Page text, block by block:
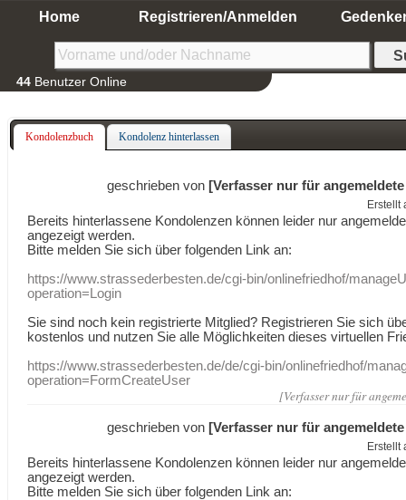
Home Registrieren/Anmelden
44 Benutzer Online
Kondolenzbuch Kondolenz hinterlassen
geschrieben von [Verfasser nur für
Erstellt
Bereits hinterlassene Kondolenzen können leider nur
angezeigt werden.
Bitte melden Sie sich über folgenden Link an:
https://www.strassederbesten.de/cgi-bin/onlinefriedhof/
operation=Login
Sie sind noch kein registrierte Mitglied? Registrieren Sie sich
kostenlos und nutzen Sie alle Möglichkeiten dieses virtuellen
https://www.strassederbesten.de/de/cgi-bin/onlinefriedhof/
operation=FormCreateUser
[Verfasser nur für
geschrieben von [Verfasser nur für
Erstellt
Bereits hinterlassene Kondolenzen können leider nur
angezeigt werden.
Bitte melden Sie sich über folgenden Link an: